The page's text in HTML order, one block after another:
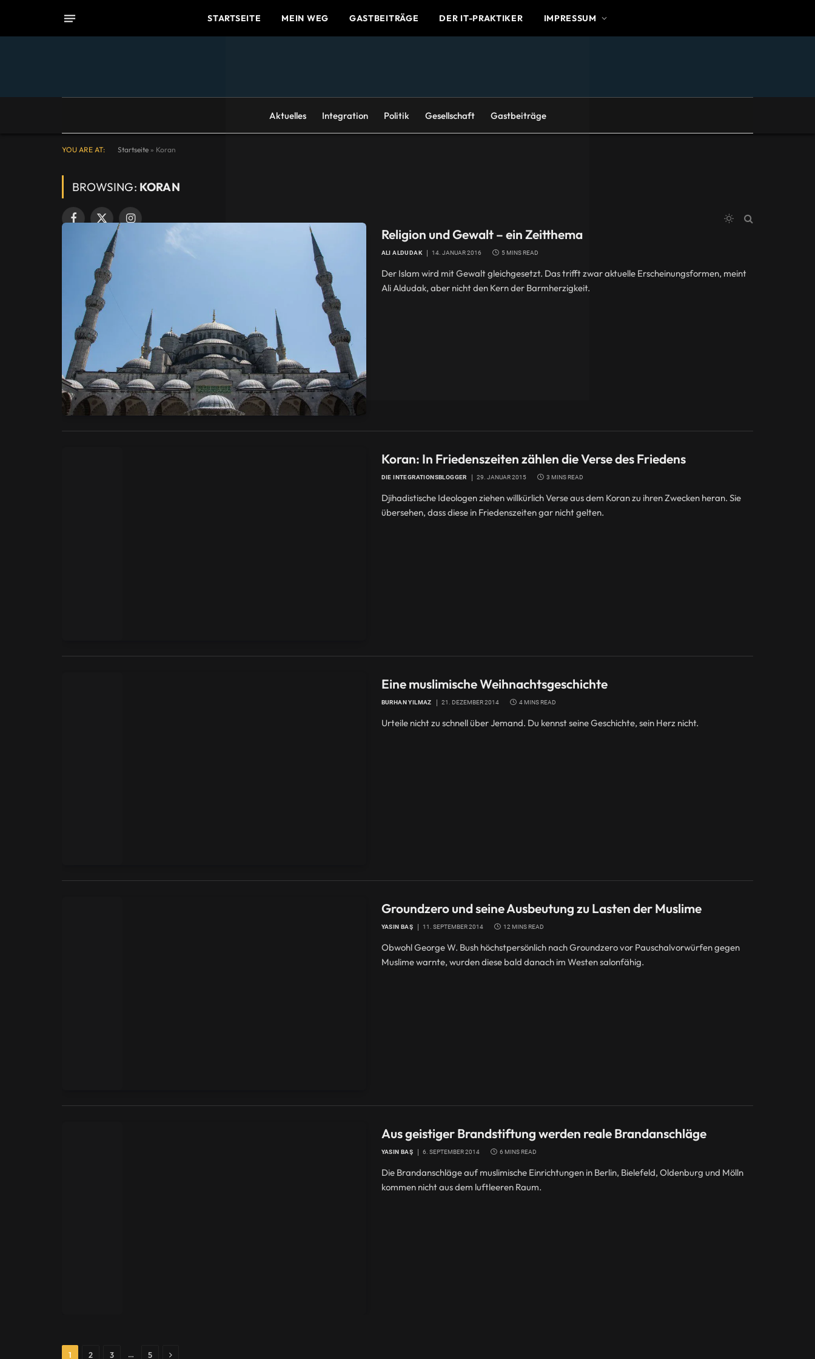
STARTSEITE MEIN WEG GASTBEITRÄGE DER IT-PRAKTIKER IMPRESSUM
Facebook
X
(Twitter)
Instagram
Aktuelles Integration Politik Gesellschaft Gastbeiträge
YOU ARE AT: Startseite » Koran
BROWSING: KORAN
Religion und Gewalt – ein Zeitthema
ALI ALDUDAK 14. JANUAR 2016 5 MINS READ
Der Islam wird mit Gewalt gleichgesetzt. Das trifft zwar aktuelle Erscheinungsformen, meint
Ali Aldudak, aber nicht den Kern der Barmherzigkeit.
Koran: In Friedenszeiten zählen die Verse des Friedens
DIE INTEGRATIONSBLOGGER 29. JANUAR 2015 3 MINS READ
Djihadistische Ideologen ziehen willkürlich Verse aus dem Koran zu ihren Zwecken heran. Sie
übersehen, dass diese in Friedenszeiten gar nicht gelten.
Eine muslimische Weihnachtsgeschichte
BURHAN YILMAZ 21. DEZEMBER 2014 4 MINS READ
Urteile nicht zu schnell über Jemand. Du kennst seine Geschichte, sein Herz nicht.
Groundzero und seine Ausbeutung zu Lasten der Muslime
YASIN BAŞ 11. SEPTEMBER 2014 12 MINS READ
Obwohl George W. Bush höchstpersönlich nach Groundzero vor Pauschalvorwürfen gegen
Muslime warnte, wurden diese bald danach im Westen salonfähig.
Aus geistiger Brandstiftung werden reale Brandanschläge
YASIN BAŞ 6. SEPTEMBER 2014 6 MINS READ
Die Brandanschläge auf muslimische Einrichtungen in Berlin, Bielefeld, Oldenburg und Mölln
kommen nicht aus dem luftleeren Raum.
1 2 3 … 5 Next